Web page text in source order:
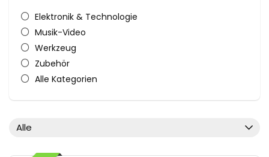
Elektronik & Technologie
Musik-Video
Werkzeug
Zubehör
Alle Kategorien
Alle